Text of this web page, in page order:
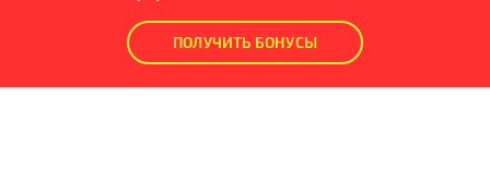
ПОЛУЧИТЬ БОНУСЫ